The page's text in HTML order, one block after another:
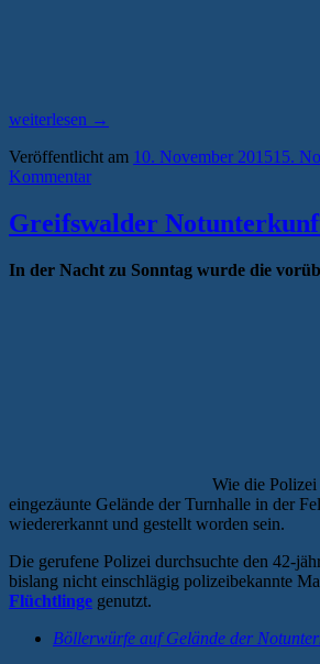
„Flüchtlingshilfe
praktisch
werden:
„Bettentausch““
weiterlesen →
Veröffentlicht am 10. November 201515.
Kommentar
Greifswalder
In der Nacht zu Sonntag wurde die
Wie die
eingezäunte Gelände der Turnhalle in der
wiedererkannt und gestellt worden sein.
Die gerufene Polizei durchsuchte den 42-
bislang nicht einschlägig polizeibekannte
Flüchtlinge genutzt.
Böllerwürfe auf Gelände der